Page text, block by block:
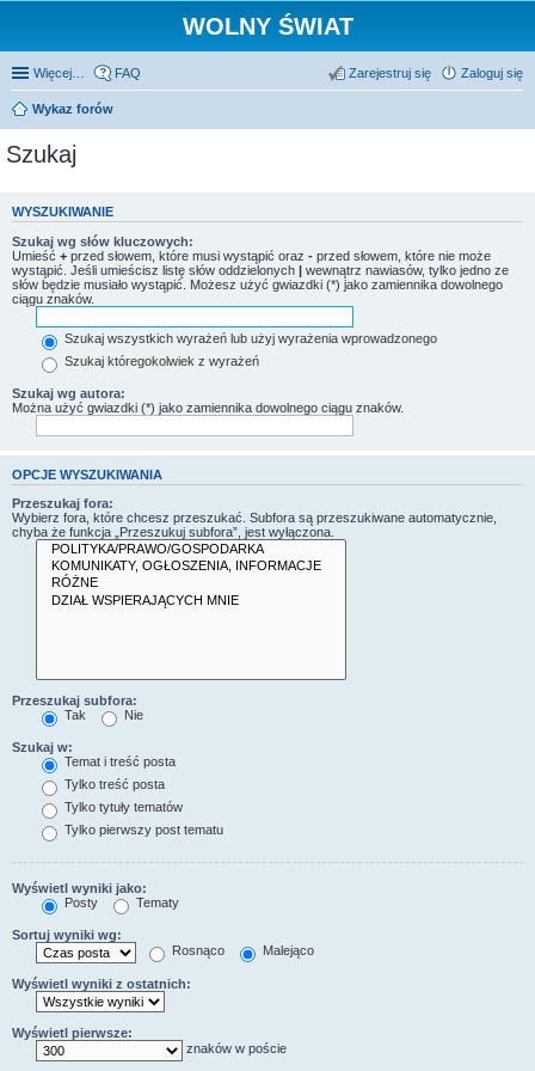
WOLNY ŚWIAT
Więcej… FAQ Zaloguj się
Zarejestruj się
Wykaz forów
Szukaj
WYSZUKIWANIE
Szukaj wg słów kluczowych:
Umieść + przed słowem, które musi wystąpić oraz - przed słowem, które nie może
wystąpić. Jeśli umieścisz listę słów oddzielonych | wewnątrz nawiasów, tylko jedno ze
słów będzie musiało wystąpić. Możesz użyć gwiazdki (*) jako zamiennika dowolnego
ciągu znaków.
Szukaj wszystkich wyrażeń lub użyj wyrażenia wprowadzonego
Szukaj któregokolwiek z wyrażeń
Szukaj wg autora:
Można użyć gwiazdki (*) jako zamiennika dowolnego ciągu znaków.
OPCJE WYSZUKIWANIA
Przeszukaj fora:
Wybierz fora, które chcesz przeszukać. Subfora są przeszukiwane automatycznie,
chyba że funkcja „Przeszukuj subfora”, jest wyłączona.
Przeszukaj subfora:
Tak
Nie
Szukaj w:
Temat i treść posta
Tylko treść posta
Tylko tytuły tematów
Tylko pierwszy post tematu
Wyświetl wyniki jako:
Posty
Tematy
Sortuj wyniki wg:
Rosnąco
Malejąco
Wyświetl wyniki z ostatnich:
Wyświetl pierwsze:
znaków w poście